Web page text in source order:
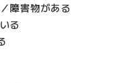
障害物がある
る